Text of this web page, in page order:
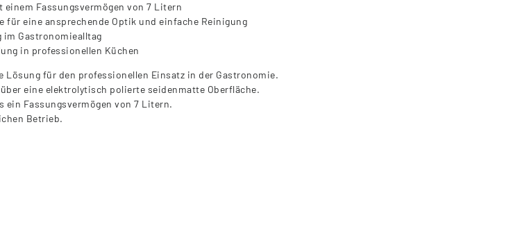
einem Fassungsvermögen von 7 Litern
eine ansprechende Optik und einfache Reinigung
im Gastronomiealltag
in professionellen Küchen
Lösung für den professionellen Einsatz in der Gastronomie.
eine elektrolytisch polierte seidenmatte Oberfläche.
ein Fassungsvermögen von 7 Litern.
Betrieb.